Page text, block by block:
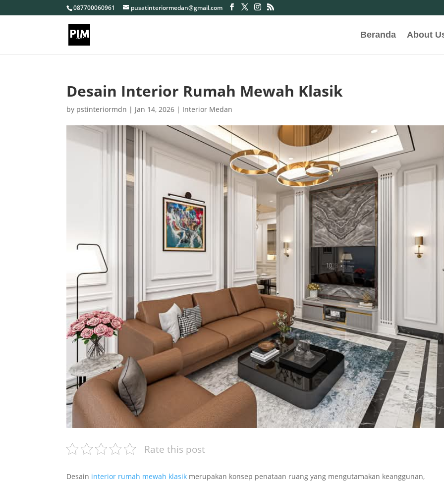
087700060961 pusatinteriormedan@gmail.com
Beranda About
Desain Interior Rumah Mewah Klasik
by pstinteriormdn | Jan 14, 2026 | Interior Medan
Rate this post
Desain interior rumah mewah klasik merupakan konsep penataan ruang yang mengutamakan keanggunan,